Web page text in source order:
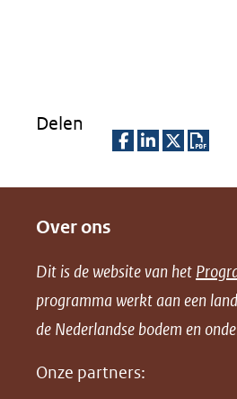
Delen
n
o
p
n
o
p
n
o
p
l
o
a
Over ons
Dit is de website van het
programma werkt aan een
de Nederlandse bodem en
Onze partners: